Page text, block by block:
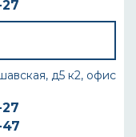
д5 к2, офис